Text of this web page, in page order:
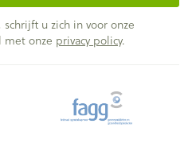
u zich in voor onze
met onze privacy policy.